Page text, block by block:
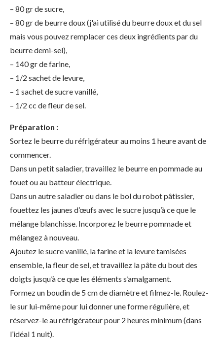
– 80 gr de sucre,
– 80 gr de beurre doux (j'ai utilisé du beurre doux et du sel
mais vous pouvez remplacer ces deux ingrédients par du
beurre demi-sel),
– 140 gr de farine,
– 1/2 sachet de levure,
– 1 sachet de sucre vanillé,
– 1/2 cc de fleur de sel.
Préparation :
Sortez le beurre du réfrigérateur au moins 1 heure avant de
commencer.
Dans un petit saladier, travaillez le beurre en pommade au
fouet ou au batteur électrique.
Dans un autre saladier ou dans le bol du robot pâtissier,
fouettez les jaunes d’œufs avec le sucre jusqu’à ce que le
mélange blanchisse. Incorporez le beurre pommade et
mélangez à nouveau.
Ajoutez le sucre vanillé, la farine et la levure tamisées
ensemble, la fleur de sel, et travaillez la pâte du bout des
doigts jusqu’à ce que les éléments s’amalgament.
Formez un boudin de 5 cm de diamètre et filmez-le. Roulez-
le sur lui-même pour lui donner une forme régulière, et
réservez-le au réfrigérateur pour 2 heures minimum (dans
l’idéal 1 nuit).